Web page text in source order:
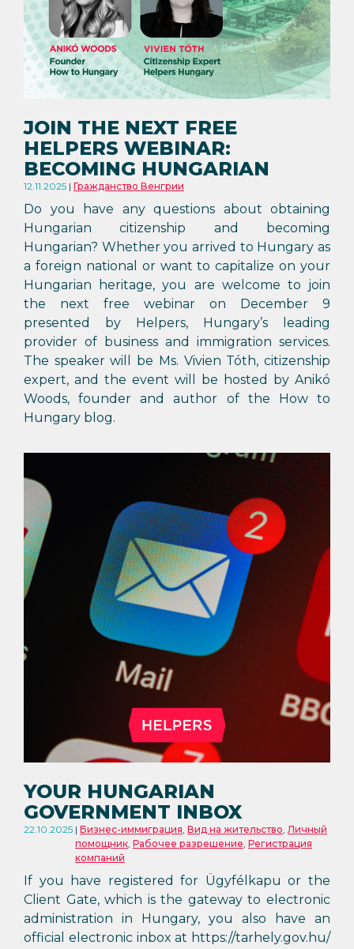
JOIN THE NEXT FREE
HELPERS WEBINAR:
BECOMING HUNGARIAN
12.11.2025 Гражданство Венгрии
Do you have any questions about obtaining
Hungarian citizenship and becoming
Hungarian? Whether you arrived to Hungary as
a foreign national or want to capitalize on your
Hungarian heritage, you are welcome to join
the next free webinar on December 9
presented by Helpers, Hungary’s leading
provider of business and immigration services.
The speaker will be Ms. Vivien Tóth, citizenship
expert, and the event will be hosted by Anikó
Woods, founder and author of the How to
Hungary blog.
YOUR HUNGARIAN
GOVERNMENT INBOX
22.10.2025 Бизнес-иммиграция, Вид на жительство,Личный
помощник, Рабочее разрешение, Регистрация
компаний
If you have registered for Ügyfélkapu or the
Client Gate, which is the gateway to electronic
administration in Hungary, you also have an
official electronic inbox at https://tarhely.gov.hu/